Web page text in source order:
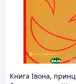
2. Оформити
отриманні!
пошті становить
20 грн + вартість
Книга Івона,